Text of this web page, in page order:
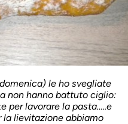
le ho svegliate
non hanno battuto ciglio:
per lavorare la pasta…..e
lievitazione abbiamo